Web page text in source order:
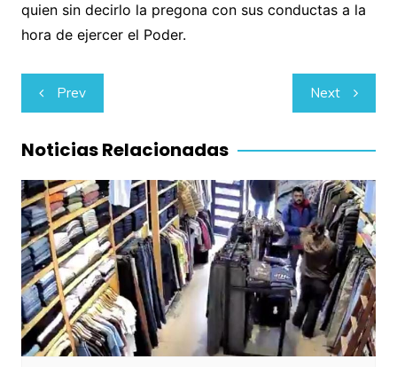
quien sin decirlo la pregona con sus conductas a la
hora de ejercer el Poder.
Navegación
de
entradas
Prev Next
Noticias Relacionadas